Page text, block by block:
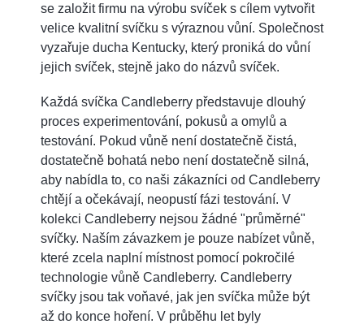
se založit firmu na výrobu svíček s cílem vytvořit
velice kvalitní svíčku s výraznou vůní. Společnost
vyzařuje ducha Kentucky, který proniká do vůní
jejich svíček, stejně jako do názvů svíček.
Každá svíčka Candleberry představuje dlouhý
proces experimentování, pokusů a omylů a
testování. Pokud vůně není dostatečně čistá,
dostatečně bohatá nebo není dostatečně silná,
aby nabídla to, co naši zákazníci od Candleberry
chtějí a očekávají, neopustí fázi testování. V
kolekci Candleberry nejsou žádné "průměrné"
svíčky. Naším závazkem je pouze nabízet vůně,
které zcela naplní místnost pomocí pokročilé
technologie vůně Candleberry. Candleberry
svíčky jsou tak voňavé, jak jen svíčka může být
až do konce hoření. V průběhu let byly